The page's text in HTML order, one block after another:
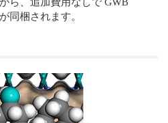
同梱されます。